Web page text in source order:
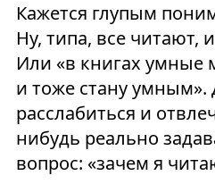
Кажется глупым
Ну, типа, все читают,
Или «в книгах умные
и тоже стану умным».
расслабиться и
нибудь реально
вопрос: «зачем я